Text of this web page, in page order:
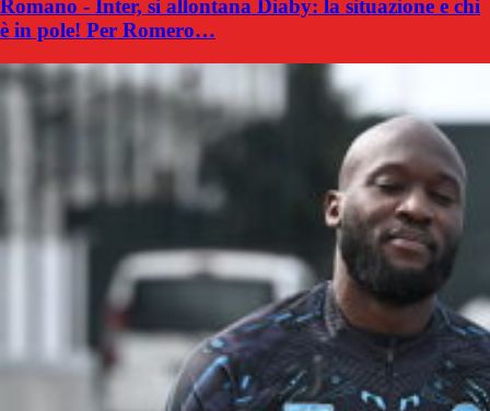
Romano - Inter, si allontana Diaby: la situazione e chi
è in pole! Per Romero…